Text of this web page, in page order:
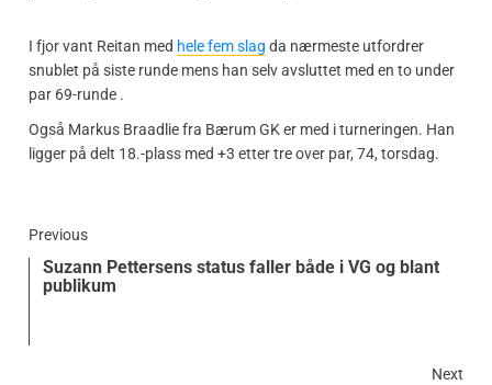
I fjor vant Reitan med hele fem slag da nærmeste utfordrer
snublet på siste runde mens han selv avsluttet med en to under
par 69-runde .
Også Markus Braadlie fra Bærum GK er med i turneringen. Han
ligger på delt 18.-plass med +3 etter tre over par, 74, torsdag.
Previous
Suzann Pettersens status faller både i VG og blant
publikum
Next